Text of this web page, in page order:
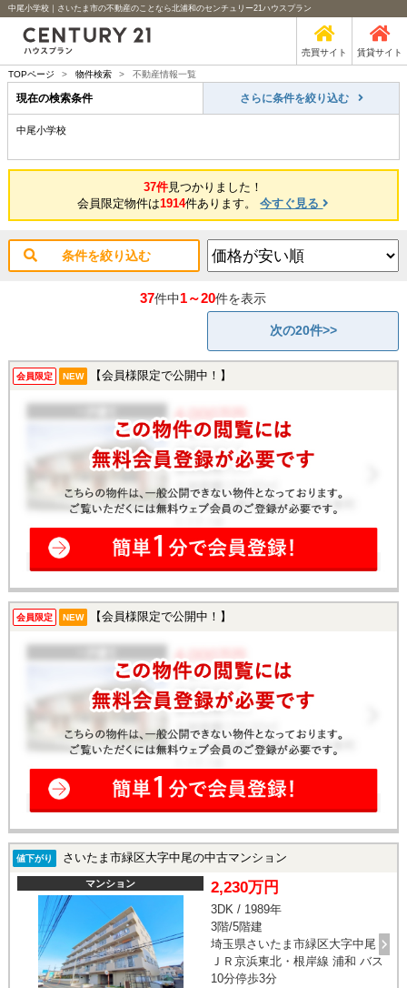
中尾小学校｜さいたま市の不動産のことなら北浦和のセンチュリー21ハウスプラン
売買サイト 賃貸サイト
TOPページ > 物件検索 > 不動産情報一覧
現在の検索条件 さらに条件を絞り込む
中尾小学校
37件見つかりました！
会員限定物件は1914件あります。今すぐ見る
条件を絞り込む
37件中1～20件を表示
次の20件>>
会員限定 NEW 【会員様限定で公開中！】
会員限定 NEW 【会員様限定で公開中！】
値下がり さいたま市緑区大字中尾の中古マンション
マンション 2,230万円
3DK / 1989年
3階/5階建
埼玉県さいたま市緑区大字中尾
ＪＲ京浜東北・根岸線 浦和 バス
10分停歩3分